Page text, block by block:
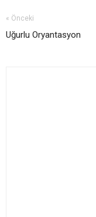
« Önceki
Uğurlu Oryantasyon